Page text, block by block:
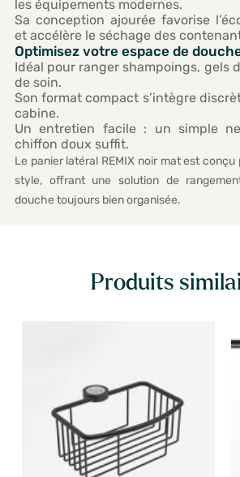
les équipements modernes.
Sa conception ajourée favorise
et accélère le séchage des
Optimisez votre espace de
Idéal pour ranger shampoings, gels
de soin.
Son format compact s’intègre
cabine.
Un entretien facile : un simple
chiffon doux suffit.
Le panier latéral REMIX noir mat est
style, offrant une solution de
douche toujours bien organisée.
Produits